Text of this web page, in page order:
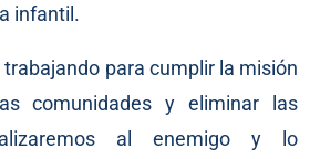
infantil.
trabajando para cumplir la misión
comunidades y eliminar las
al enemigo y lo